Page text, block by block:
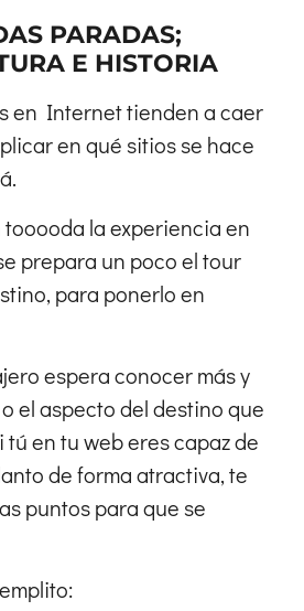
PARADAS;
E HISTORIA
en Internet tienden a caer
en qué sitios se hace
tooooda la experiencia en
prepara un poco el tour
para ponerlo en
espera conocer más y
el aspecto del destino que
en tu web eres capaz de
de forma atractiva, te
puntos para que se